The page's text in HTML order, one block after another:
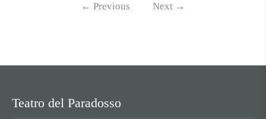
← Previous Next →
Teatro del Paradosso